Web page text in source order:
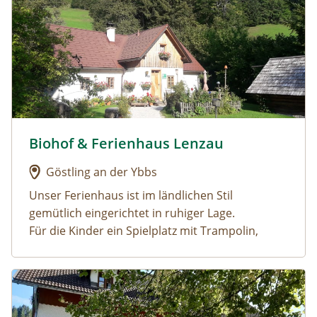
Urlaub am Bauernhof: Biohof & Ferienhaus Lenzau
Biohof & Ferienhaus Lenzau
Göstling an der Ybbs
Unser Ferienhaus ist im ländlichen Stil
gemütlich eingerichtet in ruhiger Lage.
Für die Kinder ein Spielplatz mit Trampolin,
Schwebebalken, Reck, 2 Go-Kard......
In Göstling, imYbbstaler Solebadausspannen,
in der großzügigen Saunaanlage relaxen, oder
Urlaub am Bauernhof: Oberrehau